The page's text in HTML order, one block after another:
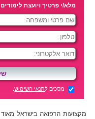
מלא/י פרטיך ויועצת
מסכים לתנאי השימוש.
מקצועות הרפואה בישראל